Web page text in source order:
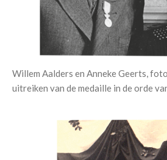
Willem Aalders en Anneke Geerts,
uitreiken van de medaille in de orde